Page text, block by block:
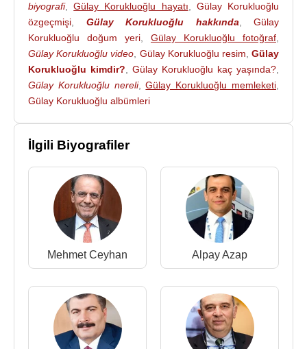
biyografi,Gülay Korukluoğlu hayatı
Gülay Korukluoğlu
özgeçmişi
Gülay Korukluoğlu hakkında
Gülay
Korukluoğlu doğum yeri
Gülay Korukluoğlu fotoğraf
Gülay Korukluoğlu video Gülay Korukluoğlu resim ,Gülay
Korukluoğlu kimdir?
Gülay Korukluoğlu kaç yaşında?
Gülay Korukluoğlu nereli,Gülay Korukluoğlu memleketi
Gülay Korukluoğlu albümleri
İlgili Biyografiler
Mehmet Ceyhan Alpay Azap